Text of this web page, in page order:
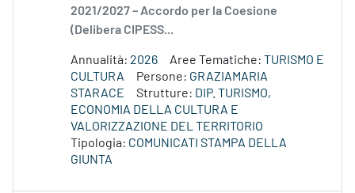
2021/2027 – Accordo per la Coesione
(Delibera CIPESS...
Annualità: 2026 Aree Tematiche: TURISMO E
CULTURA
Persone: GRAZIAMARIA
STARACE
Strutture: DIP. TURISMO,
ECONOMIA DELLA CULTURA E
VALORIZZAZIONE DEL TERRITORIO
Tipologia: COMUNICATI STAMPA DELLA
GIUNTA